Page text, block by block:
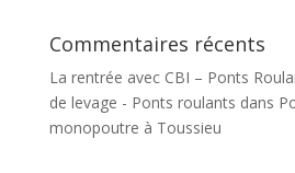
Commentaires récents
La rentrée avec CBI – Ponts
de levage - Ponts roulants dans
monopoutre à Toussieu